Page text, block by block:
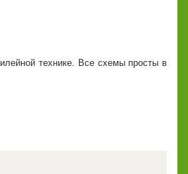
технике. Все схемы просты в